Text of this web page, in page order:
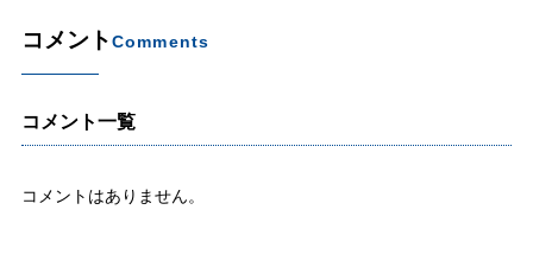
コメントComments
コメント一覧
コメントはありません。